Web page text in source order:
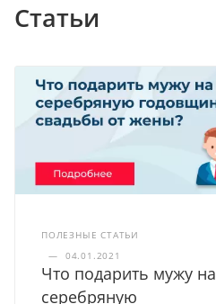
Статьи
ПОЛЕЗНЫЕ СТАТЬИ
—
04.01.2021
Что подарить мужу на
серебряную